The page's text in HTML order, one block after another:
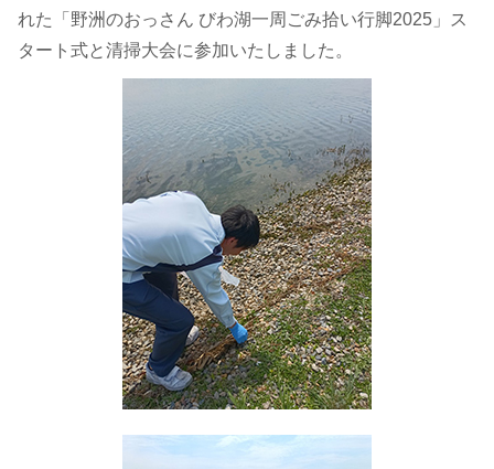
れた「野洲のおっさん びわ湖一周ごみ拾い行脚2025」ス
タート式と清掃大会に参加いたしました。